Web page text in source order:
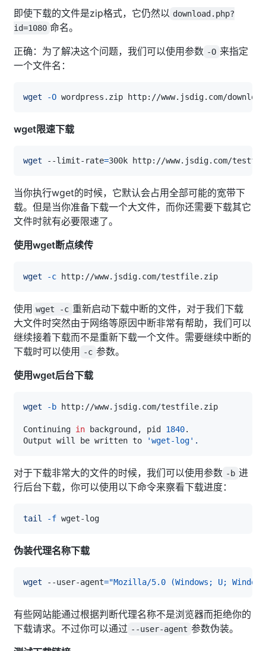
即使下载的文件是zip格式，它仍然以 download.php?
id=1080 命名。
正确：为了解决这个问题，我们可以使用参数 -O 来指定
一个文件名：
wget -O wordpress.zip http://www.jsdig.com/
wget限速下载
wget --limit-rate=
当你执行wget的时候，它默认会占用全部可能的宽带下
载。但是当你准备下载一个大文件，而你还需要下载其它
文件时就有必要限速了。
使用wget断点续传
wget -c
使用 wget -c 重新启动下载中断的文件，对于我们下载
大文件时突然由于网络等原因中断非常有帮助，我们可以
继续接着下载而不是重新下载一个文件。需要继续中断的
下载时可以使用 -c 参数。
使用wget后台下载
wget -b
Continuing in background, pid 1840
Output will be written to
'wget-log' .
对于下载非常大的文件的时候，我们可以使用参数 -b 进
行后台下载，你可以使用以下命令来察看下载进度：
tail -f
伪装代理名称下载
wget --user-agent="Mozilla/5.0 (Windows; U;
有些网站能通过根据判断代理名称不是浏览器而拒绝你的
下载请求。不过你可以通过 --user-agent 参数伪装。